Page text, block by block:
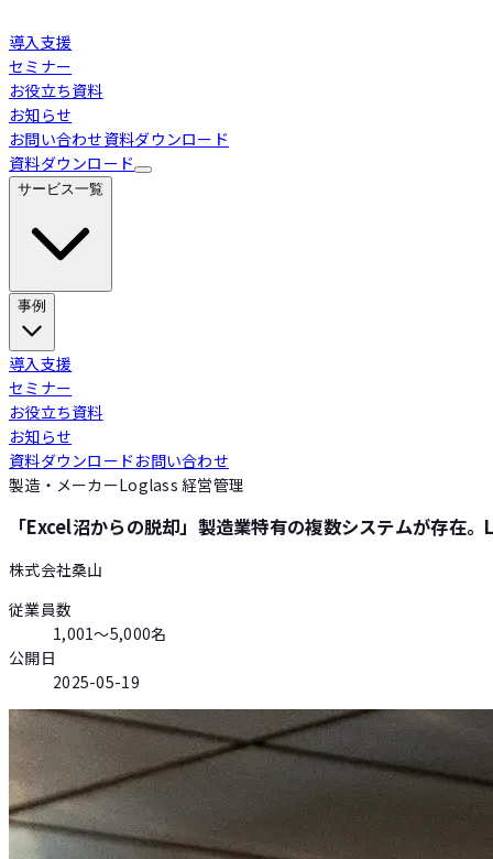
導入支援
セミナー
お役立ち資料
お知らせ
お問い合わせ資料ダウンロード
資料ダウンロード
サービス一覧
Loglass 経営管理
Loglass 人員計画
Loglass 設備投資計画
事例
導入事例
導入支援
セミナー
お役立ち資料
お知らせ
資料ダウンロードお問い合わせ
製造・メーカーLoglass 経営管理
「Excel沼からの脱却」製造業特有の複数システムが存在
株式会社桑山
従業員数
1,001〜5,000名
公開日
2025-05-19